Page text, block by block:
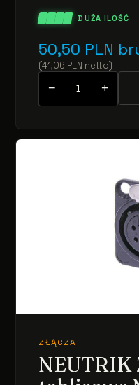
DUŻA ILOŚĆ
50,50 PLN
(41,06 PLN netto)
− +
ZŁĄCZA
NEUTRIK